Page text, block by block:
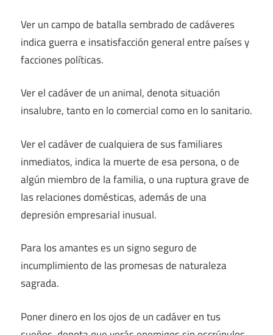
Ver un campo de batalla sembrado de cadáveres
indica guerra e insatisfacción general entre países y
facciones políticas.
Ver el cadáver de un animal, denota situación
insalubre, tanto en lo comercial como en lo sanitario.
Ver el cadáver de cualquiera de sus familiares
inmediatos, indica la muerte de esa persona, o de
algún miembro de la familia, o una ruptura grave de
las relaciones domésticas, además de una
depresión empresarial inusual.
Para los amantes es un signo seguro de
incumplimiento de las promesas de naturaleza
sagrada.
Poner dinero en los ojos de un cadáver en tus